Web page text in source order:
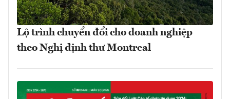
Lộ trình chuyển đổi cho doanh nghiệp
theo Nghị định thư Montreal